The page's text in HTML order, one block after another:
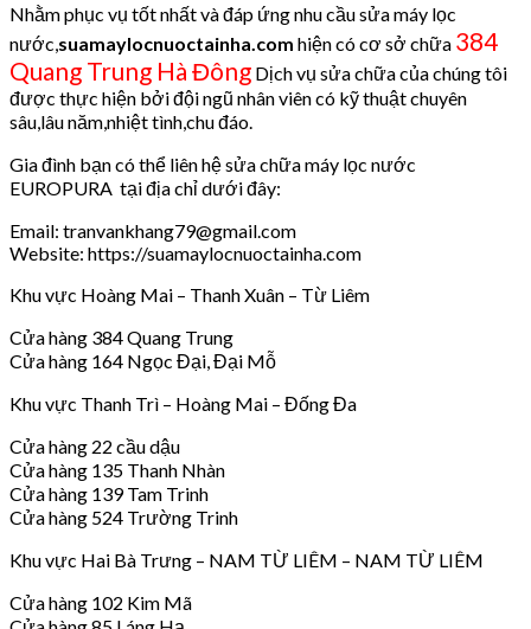
Nhằm phục vụ tốt nhất và đáp ứng nhu cầu sửa máy lọc
nước, suamaylocnuoctainha.com hiện có cơ sở chữa 384
Quang Trung Hà Đông Dịch vụ sửa chữa của chúng tôi
được thực hiện bởi đội ngũ nhân viên có kỹ thuật chuyên
sâu,lâu năm,nhiệt tình,chu đáo.
Gia đình bạn có thể liên hệ sửa chữa máy lọc nước
EUROPURA tại địa chỉ dưới đây:
Email: tranvankhang79@gmail.com
Website: https://suamaylocnuoctainha.com
Khu vực Hoàng Mai – Thanh Xuân – Từ Liêm
Cửa hàng 384 Quang Trung
Cửa hàng 164 Ngọc Đại, Đại Mỗ
Khu vực Thanh Trì – Hoàng Mai – Đống Đa
Cửa hàng 22 cầu dậu
Cửa hàng 135 Thanh Nhàn
Cửa hàng 139 Tam Trinh
Cửa hàng 524 Trường Trinh
Khu vực Hai Bà Trưng – NAM TỪ LIÊM – NAM TỪ LIÊM
Cửa hàng 102 Kim Mã